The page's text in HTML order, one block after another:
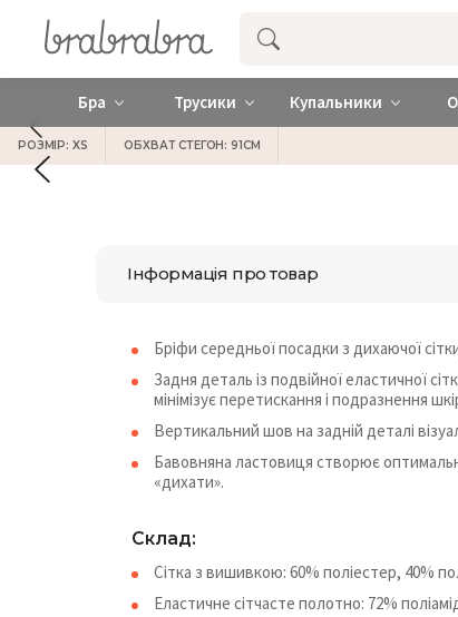
Купити нижню жіночу
Бра Трусики Купальники
РОЗМІР: XS ОБХВАТ СТЕГОН: 91СМ
Інформація про товар
Бріфи середньої посадки з дихаючої
Задня деталь із подвійної еластичної
мінімізує перетискання і подразнення
Вертикальний шов на задній деталі
Бавовняна ластовиця створює
«дихати».
Склад:
Сітка з вишивкою: 60% поліестер, 40%
Еластичне сітчасте полотно: 72%